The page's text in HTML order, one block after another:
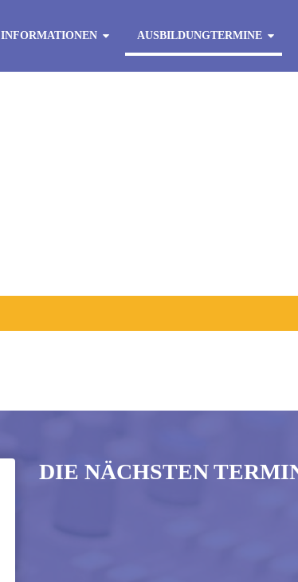
INFORMATIONEN AUSBILDUNGTERMINE
DIE NÄCHSTEN